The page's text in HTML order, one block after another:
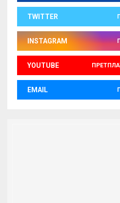
TWITTER
INSTAGRAM
YOUTUBE
EMAIL